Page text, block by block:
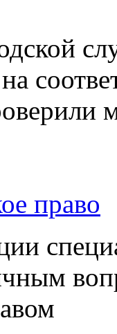
право